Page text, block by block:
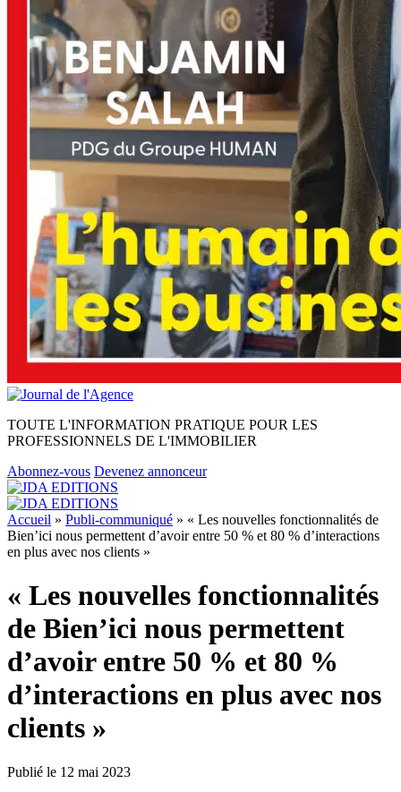
TOUTE L'INFORMATION PRATIQUE POUR LES
PROFESSIONNELS DE L'IMMOBILIER
Abonnez-vous Devenez annonceur
Accueil » Publi-communiqué » « Les nouvelles fonctionnalités de
Bien’ici nous permettent d’avoir entre 50 % et 80 % d’interactions
en plus avec nos clients »
« Les nouvelles fonctionnalités
de Bien’ici nous permettent
d’avoir entre 50 % et 80 %
d’interactions en plus avec nos
clients »
Publié le 12 mai 2023